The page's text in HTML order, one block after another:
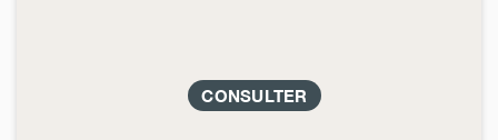
CONSULTER